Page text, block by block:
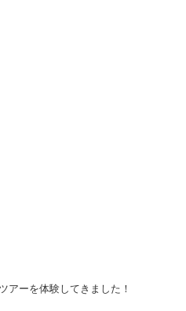
アーを体験してきました！